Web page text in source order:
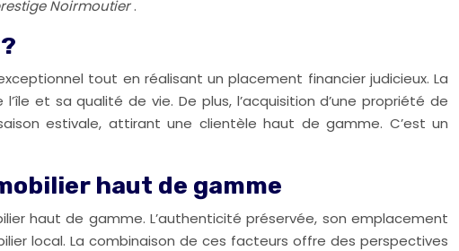
Noirmoutier.
tout en réalisant un placement financier judicieux. La
et sa qualité de vie. De plus, l’acquisition d’une propriété de
estivale, attirant une clientèle haut de gamme. C’est un
haut de gamme
haut de gamme. L’authenticité préservée, son emplacement
local. La combinaison de ces facteurs offre des perspectives